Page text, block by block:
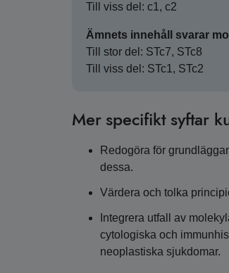
Till viss del: c1, c2
Ämnets innehåll svarar
Till stor del: STc7, STc8
Till viss del: STc1, STc2
Mer specifikt syftar
Redogöra för
dessa.
Värdera och tolka
Integrera utfall av
cytologiska och
neoplastiska sjukdomar.